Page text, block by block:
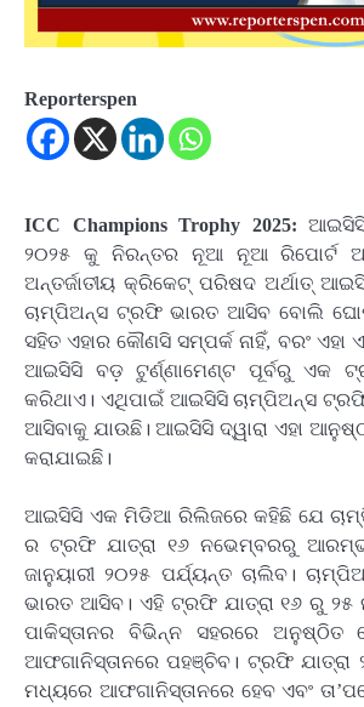
Reporterspen
ICC Champions Trophy 2025:
୨୦୨୫ କୁ ନିରନ୍ତର ନୂଆ ନୂଆ ରିପୋର୍ଟ
ଅନ୍ତର୍ଜାତୀୟ କ୍ରିକେଟ୍ ପରିଷଦ ଅର୍ଥାତ୍
ଚାମ୍ପିଅନ୍ସ ଟ୍ରଫି ଭାରତ ଆସିବ ବୋଲି
ସହିତ ଏହାର କୌଣସି ସମ୍ପର୍କ ନାହିଁ, ବରଂ
ଆଇସିସି ବଡ଼ ଟୁର୍ଣ୍ଣାମେଣ୍ଟ ପୂର୍ବରୁ ଏକ
କରିଥାଏ। ଏଥିପାଇଁ ଆଇସିସି ଚାମ୍ପିଅନ୍ସ
ଆସିବାକୁ ଯାଉଛି। ଆଇସିସି ଦ୍ୱାରା ଏହା
କରାଯାଇଛି।
ଆଇସିସି ଏକ ମିଡିଆ ରିଲିଜରେ କହିଛି ଯେ
ର ଟ୍ରଫି ଯାତ୍ରା ୧୬ ନଭେମ୍ବରରୁ ଆରମ୍ଭ
ଜାନୁୟାରୀ ୨୦୨୫ ପର୍ଯ୍ୟନ୍ତ ଚାଲିବ।
ଭାରତ ଆସିବ। ଏହି ଟ୍ରଫି ଯାତ୍ରା ୧୬ ରୁ ୨୫
ପାକିସ୍ତାନର ବିଭିନ୍ନ ସହରରେ ଅନୁଷ୍ଠିତ
ଆଫଗାନିସ୍ତାନରେ ପହଞ୍ଚିବ। ଟ୍ରଫି ଯାତ୍ରା
ମଧ୍ୟରେ ଆଫଗାନିସ୍ତାନରେ ହେବ ଏବଂ